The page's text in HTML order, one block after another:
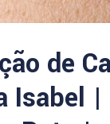
de
Isabel